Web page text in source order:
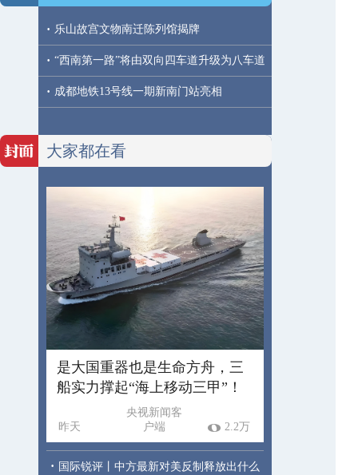
· 乐山故宫文物南迁陈列馆揭牌
· “西南第一路”将由双向四车道升级为八车道
· 成都地铁13号线一期新南门站亮相
大家都在看
是大国重器也是生命方舟，三
船实力撑起“海上移动三甲”！
昨天
央视新闻客
户端
2.2万
· 国际锐评丨中方最新对美反制释放出什么